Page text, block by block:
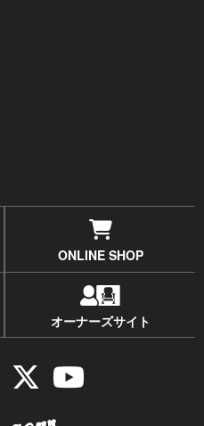
ONLINE SHOP
オーナーズサイト